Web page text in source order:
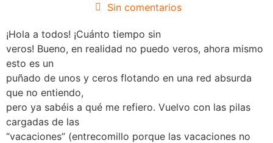
Sin comentarios
¡Hola a todos! ¡Cuánto tiempo sin
veros! Bueno, en realidad no puedo veros, ahora mismo
esto es un
puñado de unos y ceros flotando en una red absurda
que no entiendo,
pero ya sabéis a qué me refiero. Vuelvo con las pilas
cargadas de las
“vacaciones” (entrecomillo porque las vacaciones no